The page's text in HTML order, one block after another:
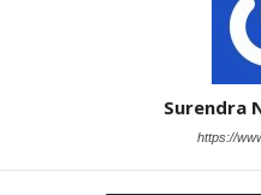
Surendra
https://